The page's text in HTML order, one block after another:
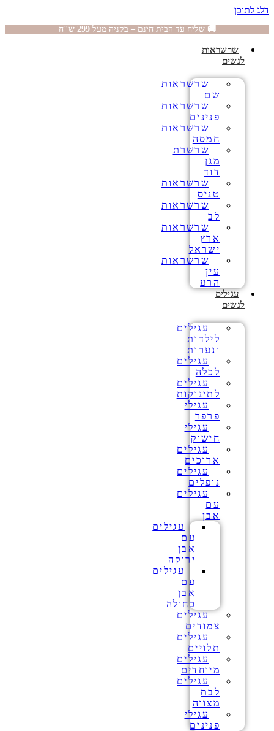
דלג לתוכן
🚚 שליח עד הבית חינם – בקניה מעל 299 ש"ח
שרשראות
לנשים
שרשראות
שם
שרשראות
פנינים
שרשראות
חמסה
שרשרת
מגן
דוד
שרשראות
טניס
שרשראות
לב
שרשראות
ארץ
ישראל
שרשראות
עין
הרע
עגילים
לנשים
עגילים
לילדות
ונערות
עגילים
לכלה
עגילים
לתינוקות
עגילי
פרפר
עגילי
חישוק
עגילים
ארוכים
עגילים
נופלים
עגילים
עם
אבן
עגילים
עם
אבן
ירוקה
עגילים
עם
אבן
כחולה
עגילים
צמודים
עגילים
תלויים
עגילים
מיוחדים
עגילים
לבת
מצווה
עגילי
פנינים